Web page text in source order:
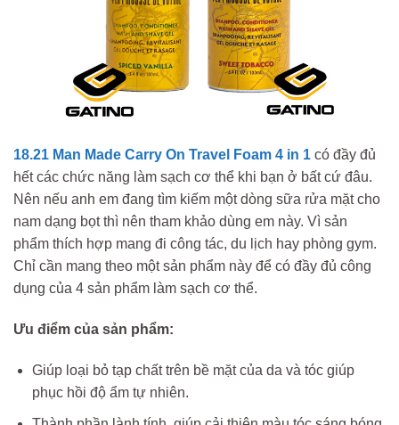
18.21 Man Made Carry On Travel Foam 4 in 1 có đầy đủ
hết các chức năng làm sạch cơ thể khi bạn ở bất cứ đâu.
Nên nếu anh em đang tìm kiếm một dòng sữa rửa mặt cho
nam dạng bọt thì nên tham khảo dùng em này. Vì sản
phẩm thích hợp mang đi công tác, du lịch hay phòng gym.
Chỉ cần mang theo một sản phẩm này để có đầy đủ công
dụng của 4 sản phẩm làm sạch cơ thể.
Ưu điểm của sản phẩm:
Giúp loại bỏ tạp chất trên bề mặt của da và tóc giúp
phục hồi độ ẩm tự nhiên.